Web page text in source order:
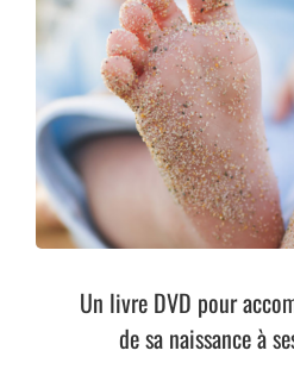
Un livre DVD pour
de sa naissance à